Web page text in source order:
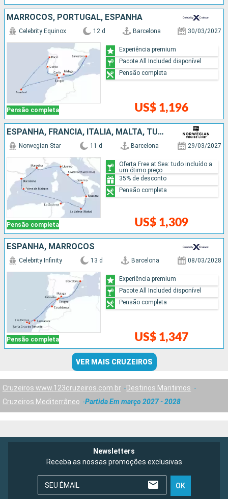
MARROCOS, PORTUGAL, ESPANHA
Pensão completa
Celebrity Equinox 12 d Barcelona 30/03/2027
US$ 1,196
Experiência premium
Pacote All Included disponível
Pensão completa
ESPANHA, FRANCIA, ITÁLIA, MALTA, TUNÍSIA
Pensão completa
Norwegian Star 11 d Barcelona 29/03/2027
US$ 1,309
Oferta Free at Sea: tudo incluído a
um ótimo preço
35% de desconto
Pensão completa
ESPANHA, MARROCOS
Pensão completa
Celebrity Infinity 13 d Barcelona 08/03/2028
US$ 1,347
Experiência premium
Pacote All Included disponível
Pensão completa
VER MAIS CRUZEIROS
Cruzeiros www.123cruzeiros.com.br
Destinos Maritimos
Cruzeiros Mediterrâneo
Partida Em março 2027 - 2028
Newsletters
Receba as nossas promoções exclusivas
SEU ÉMAIL OK